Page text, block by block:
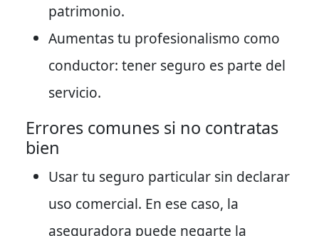
patrimonio.
Aumentas tu profesionalismo como
conductor: tener seguro es parte del
servicio.
Errores comunes si no contratas
bien
Usar tu seguro particular sin declarar
uso comercial. En ese caso, la
aseguradora puede negarte la